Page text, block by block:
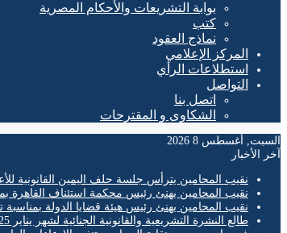
بوابة التشريعات والأحكام المصرية
كتب
نماذج العقود
المركز الإعلامي
استطلاعات الرأي
التواصل
اتصل بنا
الشكاوى و المقترحات
السبت, أغسطس 8 2026
آخر الأخبار
نقيب المحامين يترأس جلسة حلف اليمين القانونية
نقيب المحامين يهنئ رئيس محكمة استئناف القاهرة
نقيب المحامين يهنئ رئيس هيئة قضايا الدولة
طالع النشرة التشريعية والقانونية الجنائية لشهر يناير 2025 الصادرة عن المكتب الفني لمحكمة النقض